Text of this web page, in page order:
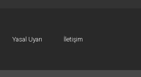
Yasal Uyarı İletişim